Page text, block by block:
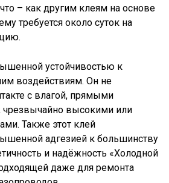
– как другим клеям на основе
требуется около суток на
устойчивостью к
воздействиям. Он не
с влагой, прямыми
чрезвычайно высокими или
Также этот клей
адгезией к большинству
и надёжность «Холодной
даже для ремонта